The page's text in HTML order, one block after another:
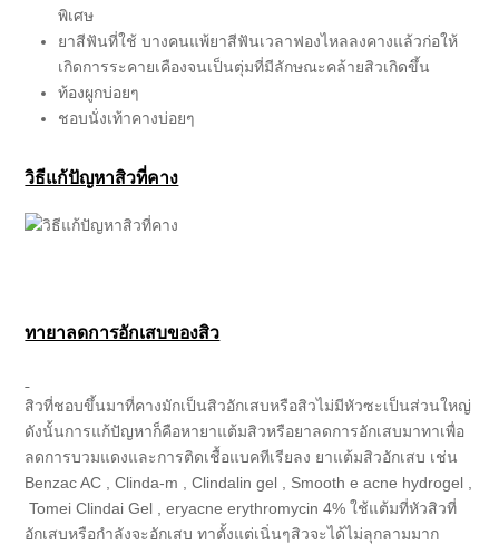
พิเศษ
ยาสีฟันที่ใช้ บางคนแพ้ยาสีฟันเวลาฟองไหลลงคางแล้วก่อให้
เกิดการระคายเคืองจนเป็นตุ่มที่มีลักษณะคล้ายสิวเกิดขึ้น
ท้องผูกบ่อยๆ
ชอบนั่งเท้าคางบ่อยๆ
วิธีแก้ปัญหาสิวที่คาง
ทายาลดการอักเสบของสิว
สิวที่ชอบขึ้นมาที่คางมักเป็นสิวอักเสบหรือสิวไม่มีหัวซะเป็นส่วนใหญ่
ดังนั้นการแก้ปัญหาก็คือหายาแต้มสิวหรือยาลดการอักเสบมาทาเพื่อ
ลดการบวมแดงและการติดเชื้อแบคทีเรียลง ยาแต้มสิวอักเสบ เช่น
Benzac AC , Clinda-m , Clindalin gel , Smooth e acne hydrogel ,
Tomei Clindai Gel , eryacne erythromycin 4% ใช้แต้มที่หัวสิวที่
อักเสบหรือกำลังจะอักเสบ ทาตั้งแต่เนิ่นๆสิวจะได้ไม่ลุกลามมาก